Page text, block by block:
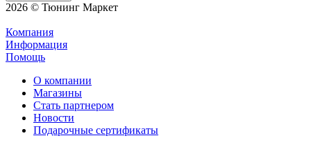
2026 © Тюнинг Маркет
Компания
Информация
Помощь
О компании
Магазины
Стать партнером
Новости
Подарочные сертификаты